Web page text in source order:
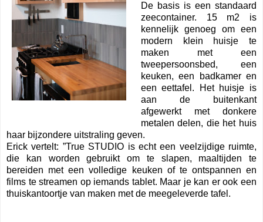
De basis is een standaard
zeecontainer. 15 m2 is
kennelijk genoeg om een
modern klein huisje te
maken met een
tweepersoonsbed, een
keuken, een badkamer en
een eettafel. Het huisje is
aan de buitenkant
afgewerkt met donkere
metalen delen, die het huis
haar bijzondere uitstraling geven.
Erick vertelt: ”True STUDIO is echt een veelzijdige ruimte,
die kan worden gebruikt om te slapen, maaltijden te
bereiden met een volledige keuken of te ontspannen en
films te streamen op iemands tablet. Maar je kan er ook een
thuiskantoortje van maken met de meegeleverde tafel.